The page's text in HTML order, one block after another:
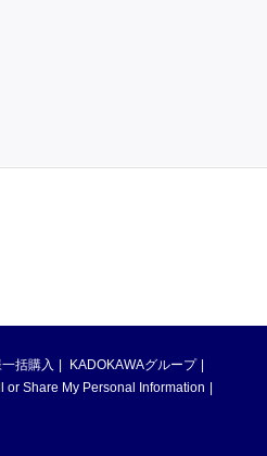
括購入
KADOKAWAグループ
or Share My Personal Information